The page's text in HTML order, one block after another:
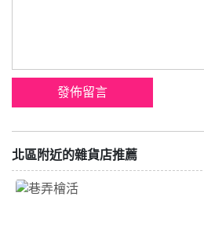
北區附近的雜貨店推薦